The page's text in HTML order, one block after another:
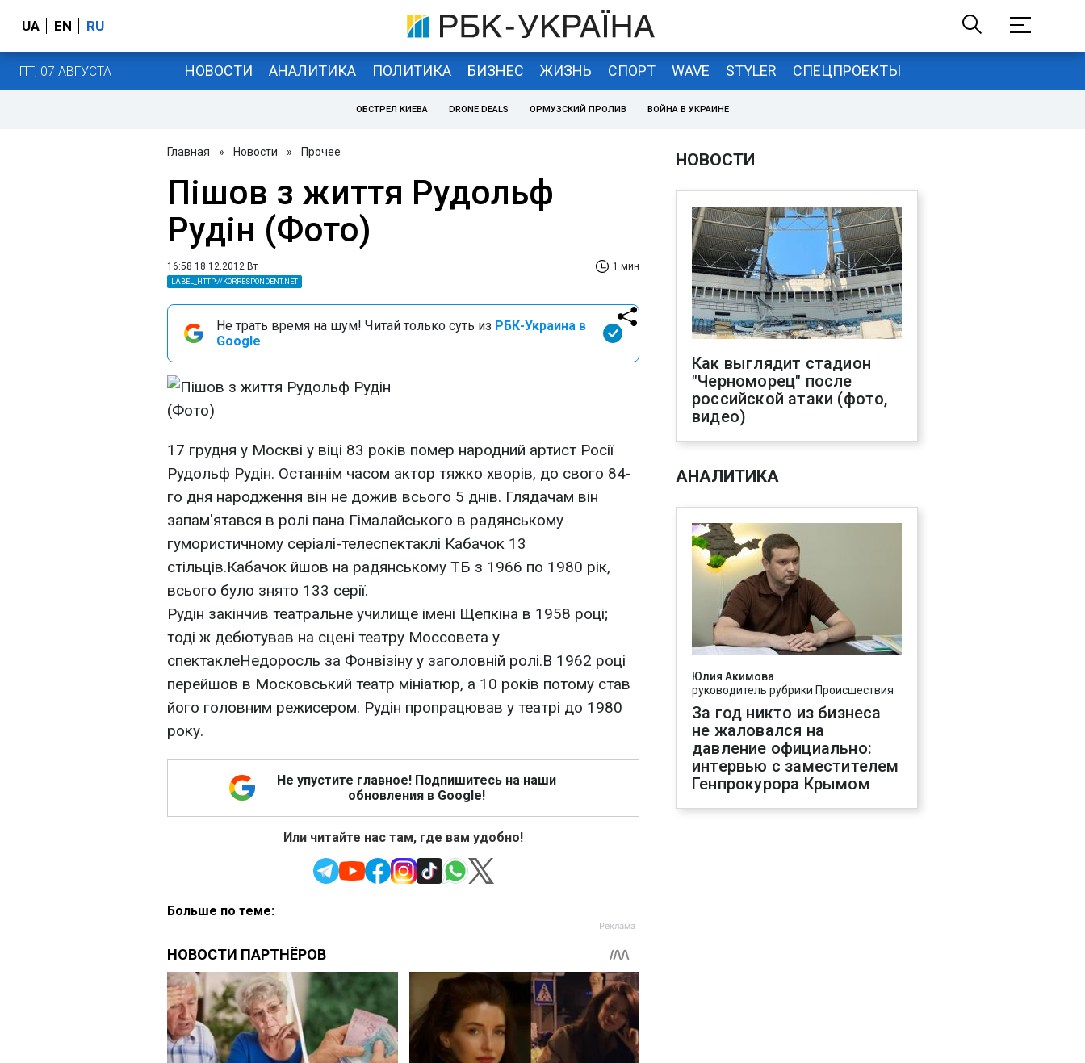
UA EN RU
ПТ, 07 АВГУСТА НОВОСТИ АНАЛИТИКА ПОЛИТИКА БИЗНЕС ЖИЗНЬ СПОРТ WAVE STYLER СПЕЦПРОЕКТЫ
ОБСТРЕЛ КИЕВА DRONE DEALS ОРМУЗСКИЙ ПРОЛИВ ВОЙНА В УКРАИНЕ
Главная » Новости » Прочее
Пішов з життя Рудольф
Рудін (Фото)
16:58 18.12.2012 Вт 1 мин
LABEL_HTTP://KORRESPONDENT.NET
Не трать время на шум! Читай только суть из РБК-Украина в
Google
17 грудня у Москві у віці 83 років помер народний артист Росії
Рудольф Рудін. Останнім часом актор тяжко хворів, до свого 84-
го дня народження він не дожив всього 5 днів. Глядачам він
запам'ятався в ролі пана Гімалайського в радянському
гумористичному серіалі-телеспектаклі Кабачок 13
стільців.Кабачок йшов на радянському ТБ з 1966 по 1980 рік,
всього було знято 133 серії.
Рудін закінчив театральне училище імені Щепкіна в 1958 році;
тоді ж дебютував на сцені театру Моссовета у
спектаклеНедоросль за Фонвізіну у заголовній ролі.В 1962 році
перейшов в Московський театр мініатюр, а 10 років потому став
його головним режисером. Рудін пропрацював у театрі до 1980
року.
Не упустите главное! Подпишитесь на наши
обновления в Google!
Или читайте нас там, где вам удобно!
Больше по теме:
НОВОСТИ
Как выглядит стадион
"Черноморец" после
российской атаки (фото,
видео)
АНАЛИТИКА
Юлия Акимова
руководитель рубрики Происшествия
За год никто из бизнеса
не жаловался на
давление официально:
интервью с заместителем
Генпрокурора Крымом